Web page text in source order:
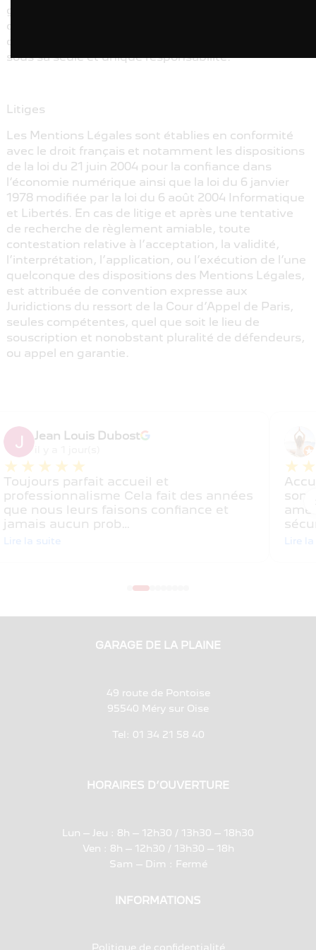
garantie, explicite ou implicite, de validité,
d’exhaustivité ou d’actualité. En conséquence de
quoi, le visiteur reconnaît utiliser ces informations
sous sa seule et unique responsabilité.
Litiges
Les Mentions Légales sont établies en conformité
avec le droit français et notamment les dispositions
de la loi du 21 juin 2004 pour la confiance dans
l’économie numérique ainsi que la loi du 6 janvier
1978 modifiée par la loi du 6 août 2004 Informatique
et Libertés. En cas de litige et après une tentative
de recherche de règlement amiable, toute
contestation relative à l’acceptation, la validité,
l’interprétation, l’application, ou l’exécution de l’une
quelconque des dispositions des Mentions Légales,
est attribuée de convention expresse aux
Juridictions du ressort de la Cour d’Appel de Paris,
seules compétentes, quel que soit le lieu de
souscription et nonobstant pluralité de défendeurs,
ou appel en garantie.
Jean Louis Dubost
★★★★★
Toujours parfait accueil et
professionnalisme Cela fait des années
que nous leurs faisons confiance et
jamais aucun prob…
Lire la suite
sont
Lire
GARAGE DE LA PLAINE
49 route de Pontoise
95540 Méry sur Oise
Tel: 01 34 21 58 40
HORAIRES D’OUVERTURE
Lun – Jeu : 8h – 12h30 / 13h30 – 18h30
Ven : 8h – 12h30 / 13h30 – 18h
Sam – Dim : Fermé
INFORMATIONS
Politique de confidentialité